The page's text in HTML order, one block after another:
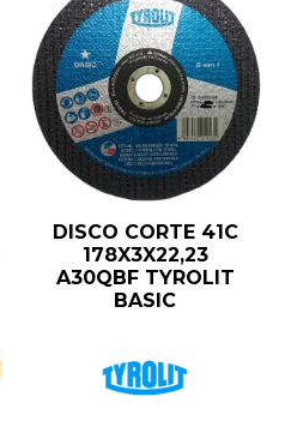
DISCO CORTE 41C
178X3X22,23
A30QBF TYROLIT
BASIC